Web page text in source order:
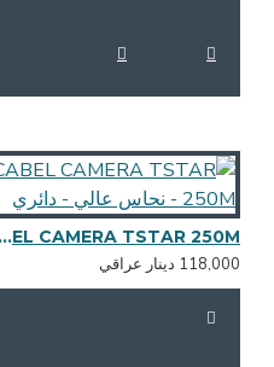
CABEL CAMERA TSTAR 250M - نحاس عالي - دائري
دينار عراقي